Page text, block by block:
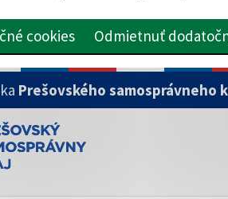
cookies Odmietnuť
Prešovského samosprávneho
je oficiálna
webová stránka Prešovského